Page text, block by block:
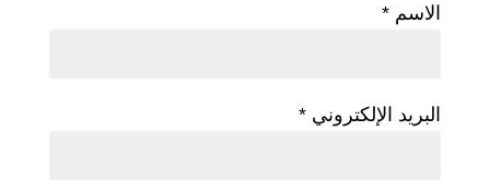
الاسم *
البريد الإلكتروني *